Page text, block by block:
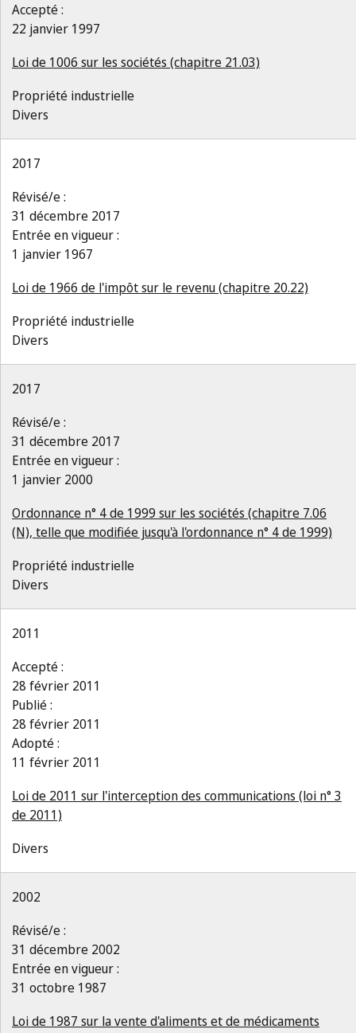
Accepté :
22 janvier 1997
Loi de 1006 sur les sociétés (chapitre 21.03)
Propriété industrielle
Divers
2017
Révisé/e :
31 décembre 2017
Entrée en vigueur :
1 janvier 1967
Loi de 1966 de l'impôt sur le revenu (chapitre 20.22)
Propriété industrielle
Divers
2017
Révisé/e :
31 décembre 2017
Entrée en vigueur :
1 janvier 2000
Ordonnance n° 4 de 1999 sur les sociétés (chapitre 7.06
(N), telle que modifiée jusqu'à l'ordonnance n° 4 de 1999)
Propriété industrielle
Divers
2011
Accepté :
28 février 2011
Publié :
28 février 2011
Adopté :
11 février 2011
Loi de 2011 sur l'interception des communications (loi n° 3
de 2011)
Divers
2002
Révisé/e :
31 décembre 2002
Entrée en vigueur :
31 octobre 1987
Loi de 1987 sur la vente d'aliments et de médicaments